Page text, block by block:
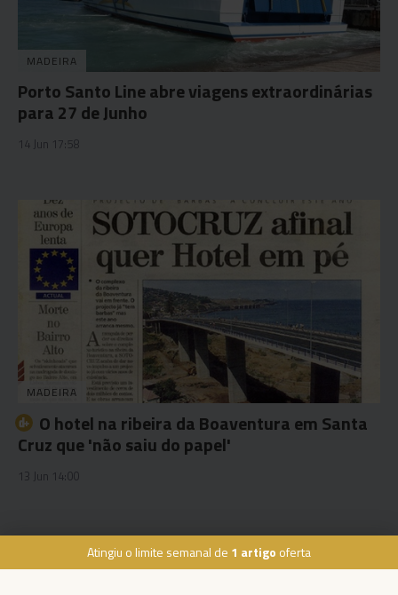
Atingiu o limite semanal de 1 artigo oferta
MADEIRA
Porto Santo Line abre viagens extraordinárias
para 27 de Junho
14 Jun 17:58
MADEIRA
O hotel na ribeira da Boaventura em Santa
Cruz que 'não saiu do papel'
13 Jun 14:00